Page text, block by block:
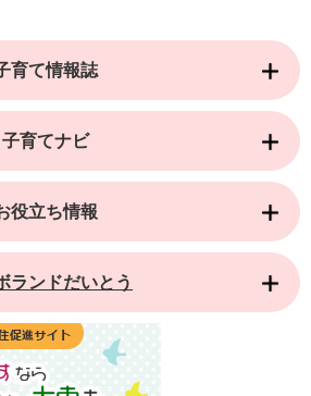
育て情報誌
子育てナビ
役立ち情報
ランドだいとう